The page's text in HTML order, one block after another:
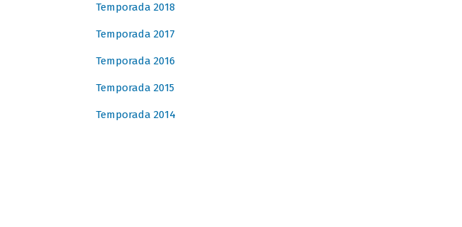
Temporada 2018
Temporada 2017
Temporada 2016
Temporada 2015
Temporada 2014